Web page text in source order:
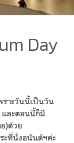
Day
าะวันนี้เป็นวัน
ละตอนนี้ก็มี
)ด้วย
ะที่นั่งอนันต์ฯค่ะ